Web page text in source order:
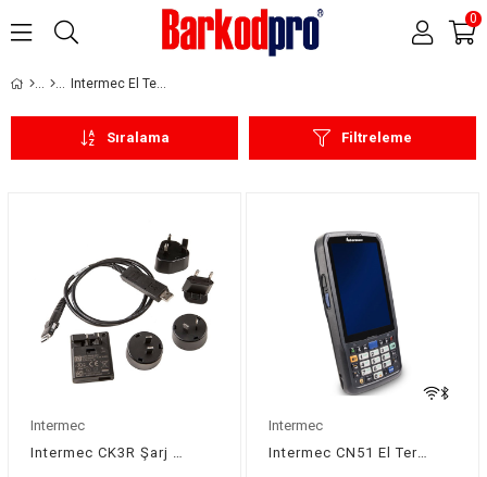
0
Intermec El Terminalleri
Filtreleme
Sıralama
Intermec
Intermec